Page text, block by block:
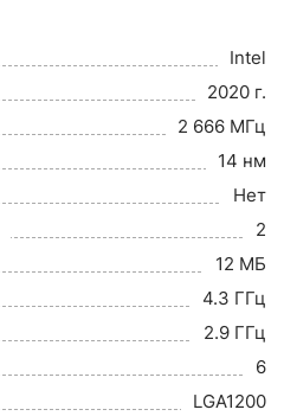
Intel
2020 г.
2 666 МГц
14 нм
Нет
2
12 МБ
4.3 ГГц
2.9 ГГц
6
LGA1200